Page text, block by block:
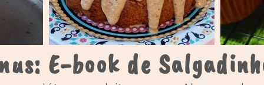
E-book de